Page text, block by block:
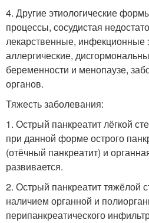
4. Другие этиологические
процессы, сосудистая
лекарственные, инфекционные
аллергические,
беременности и менопаузе,
органов.
Тяжесть заболевания:
1. Острый панкреатит лёгкой
при данной форме острого
(отёчный панкреатит) и
развивается.
2. Острый панкреатит тяжёлой
наличием органной и
перипанкреатического